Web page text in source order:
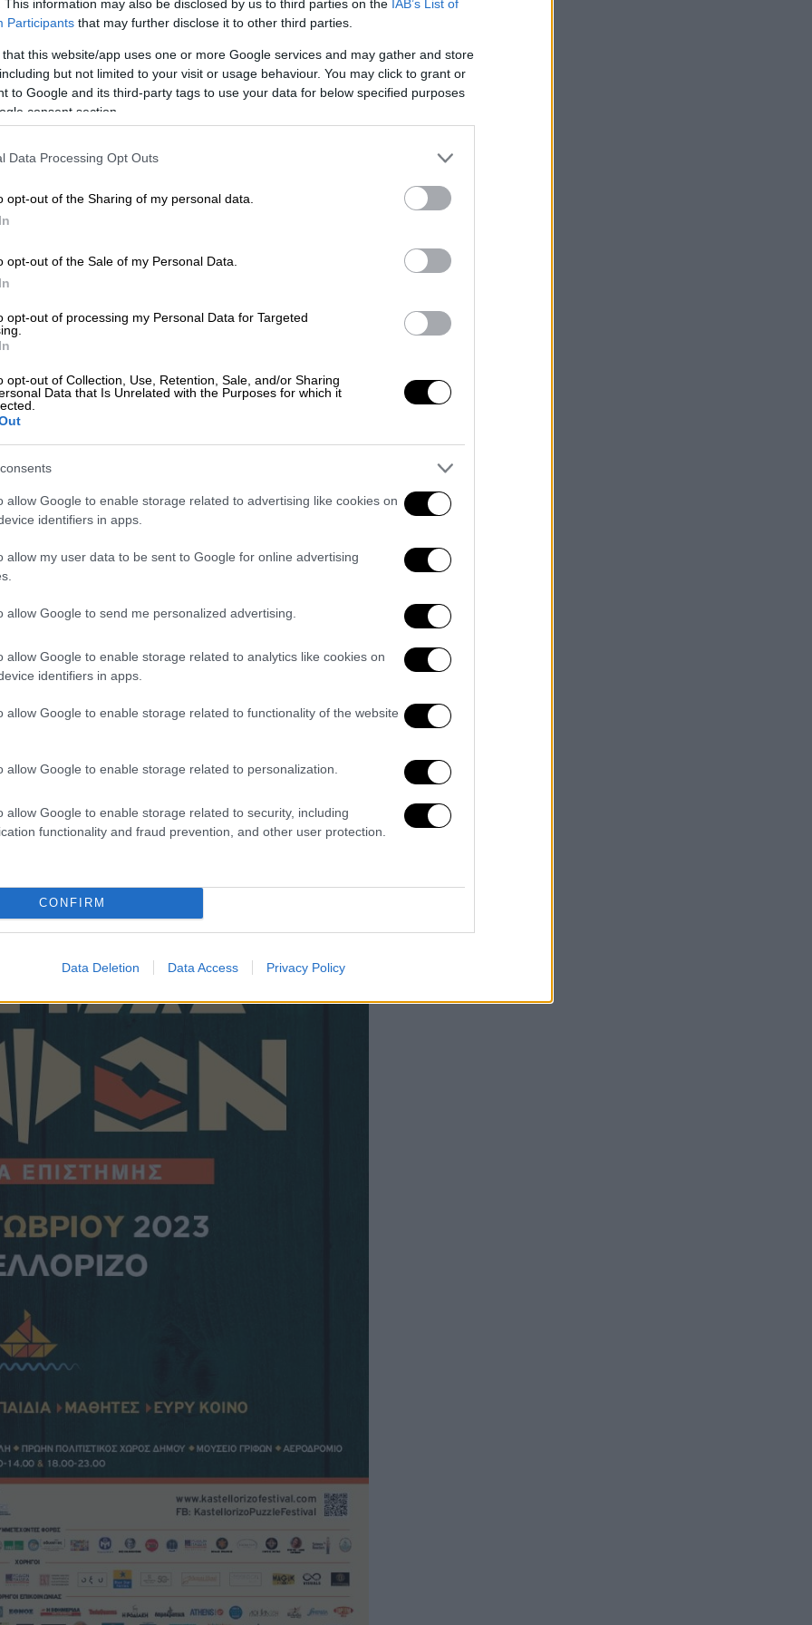
This information may also be disclosed by us to third parties on the IAB’s List of
Participants that may further disclose it to other third parties.
that this website/app uses one or more Google services and may gather and store
but not limited to your visit or usage behaviour. You may click to grant or
to Google and its third-party tags to use your data for below specified purposes
consent section.
Data Processing Opt Outs
opt-out of the Sharing of my personal data.
opt-out of the Sale of my Personal Data.
opt-out of processing my Personal Data for Targeted
opt-out of Collection, Use, Retention, Sale, and/or Sharing
Data that Is Unrelated with the Purposes for which it
allow Google to enable storage related to advertising like cookies on
identifiers in apps.
allow my user data to be sent to Google for online advertising
allow Google to send me personalized advertising.
allow Google to enable storage related to analytics like cookies on
identifiers in apps.
allow Google to enable storage related to functionality of the website
allow Google to enable storage related to personalization.
allow Google to enable storage related to security, including
functionality and fraud prevention, and other user protection.
CONFIRM
Data Deletion Data Access Privacy Policy
τρικ», που με ιδιαίτερη
καθηγητή
Γρίφων;
δρώμενα, πειράματα, εργαστήρια,
θα αποκαλύψει, στους μαθητές του
θαυμαστό κόσμο της επιστήμης, σε βάθος